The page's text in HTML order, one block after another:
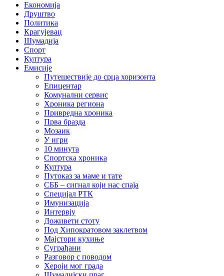
Економија
Друштво
Политика
Крагујевац
Шумадија
Спорт
Култура
Емисије
Путешествије до срца хоризонта
Епицентар
Комунални сервис
Хроника региона
Привредна хроника
Прва бразда
Мозаик
У игри
10 минута
Спортска хроника
Култура
Путоказ за маме и тате
СББ – сигнал који нас спаја
Специјал РТК
Имунизација
Интервју
Доживети стоту
Под Хипократовом заклетвом
Мајстори кухиње
Суграђани
Разговор с поводом
Хероји мог града